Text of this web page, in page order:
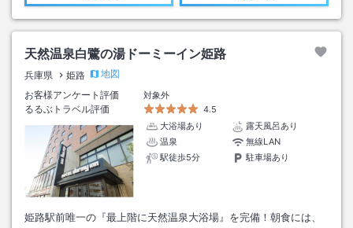
天然温泉白鷺の湯ドーミーイン姫路
兵庫県 姫路
地図
お客様アンケート評価
対象外
るるぶトラベル評価
4.5
大浴場あり
露天風呂あり
温泉
無線LAN
駅徒歩5分
駐車場あり
姫路駅前唯一の『最上階に天然温泉大浴場』を完備！朝食には、